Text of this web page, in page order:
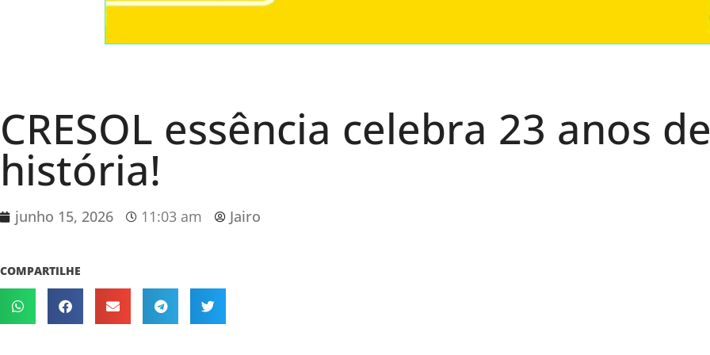
CRESOL essência celebra 23 anos
história!
junho 15, 2026 11:03 am Jairo
COMPARTILHE